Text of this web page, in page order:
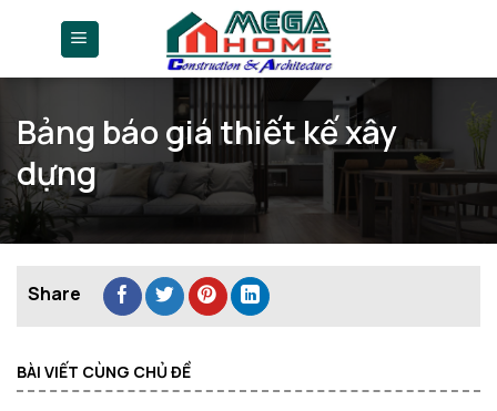
Bảng báo giá thiết kế xây
dựng
BÀI VIẾT CÙNG CHỦ ĐỀ